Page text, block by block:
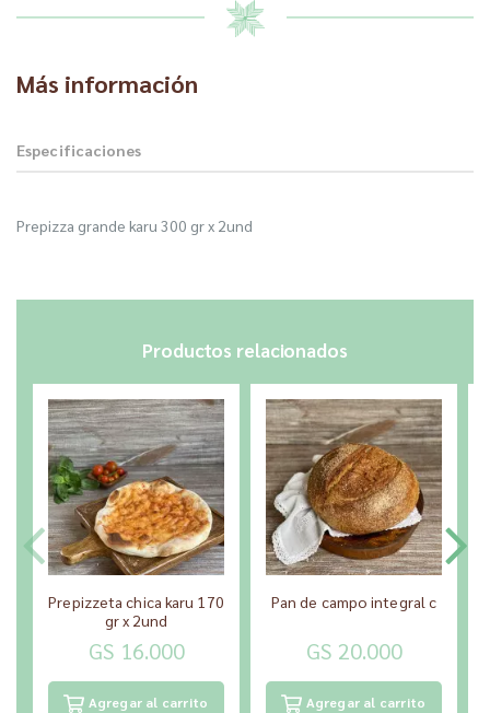
Más información
Especificaciones
Prepizza grande karu 300 gr x 2und
Productos relacionados
Prepizzeta chica karu 170
gr x 2und
GS 16.000
Agregar al carrito
Pan de campo integral c
GS 20.000
Agregar al carrito